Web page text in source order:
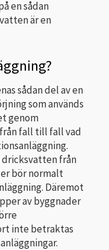
en sådan
är en
sådan del av en
som används
genom
fall till fall vad
från
bör normalt
Däremot
av byggnader
inte betraktas